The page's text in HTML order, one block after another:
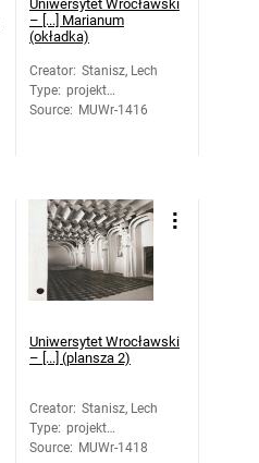
Uniwersytet Wrocławski
– [...] Marianum
(okładka)
Creator: Stanisz, Lech
Type: projekt
architektoniczny
Source: MUWr-1416
Uniwersytet Wrocławski
– [...] (plansza 2)
Creator: Stanisz, Lech
Type: projekt
architektoniczny
Source: MUWr-1418